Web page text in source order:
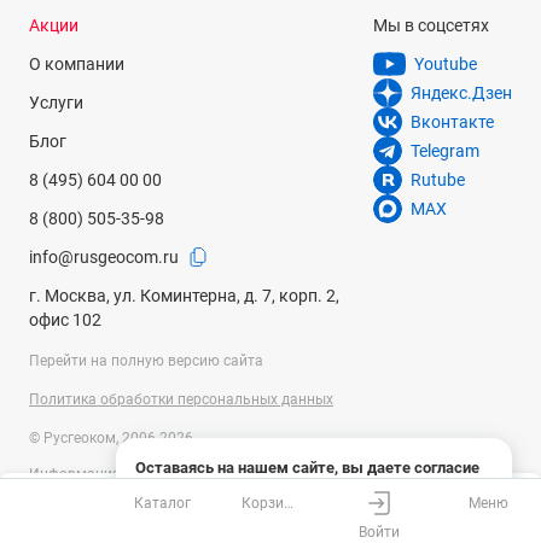
Оставаясь на нашем сайте, вы даете согласие
на использование файлов cookies и сбор данных
системами веб-аналитики
Акции
О компании
Услуги
Блог
8 (495) 604 00 00
8 (800) 505-35-98
info@rusgeocom.ru
г. Москва, ул. Коминтерна, д. 7, корп. 2,
офис 102
Мы в соцсетях
Youtube
Яндекс.Дзен
Вконтакте
Telegram
Rutube
MAX
Перейти на полную версию сайта
Политика обработки персональных данных
© Русгеоком, 2006-2026
Информация на сайте носит справочный характер и не является
публичной офертой, определяемой положениями Статьи 437
Гражданского кодекса Российской Федерации. Технические
Каталог
Корзина
Войти
Меню